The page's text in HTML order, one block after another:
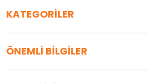
KATEGORİLER
ÖNEMLİ BİLGİLER